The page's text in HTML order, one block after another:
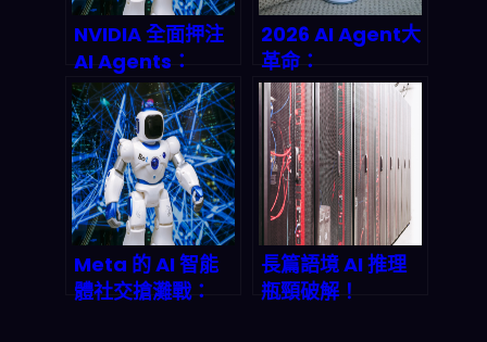
NVIDIA 全面押注
AI Agents：
2026 年企業自動
化革命即將引爆
2026 AI Agent大
革命：
OpenClaw揭開
分散式作業系統與
自主AI的財富密碼
Meta 的 AI 智能
體社交搶灘戰：
長篇語境 AI 推理
瓶頸破解！